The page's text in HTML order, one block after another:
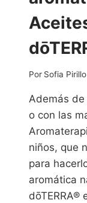
Por Sofia Pirillo
Además
o con las
niños, que
para
aromática
dōTERRA®